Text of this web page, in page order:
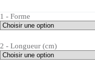
1 - Forme
2 - Longueur (cm)